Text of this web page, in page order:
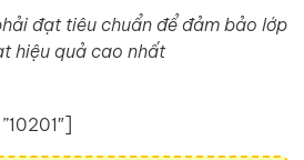
đạt tiêu chuẩn để đảm bảo lớp
hiệu quả cao nhất